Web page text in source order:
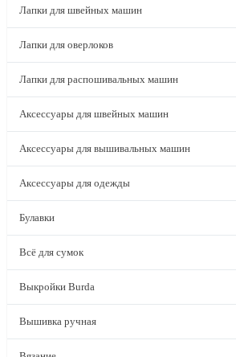
Лапки для швейных машин
Лапки для оверлоков
Лапки для распошивальных машин
Аксессуары для швейных машин
Аксессуары для вышивальных машин
Аксессуары для одежды
Булавки
Всё для сумок
Выкройки Burda
Вышивка ручная